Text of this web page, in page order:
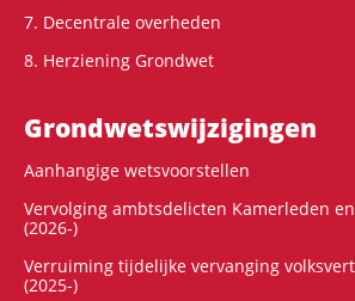
7. Decentrale overheden
8. Herziening Grondwet
Grondwets­wijzigingen
Aanhangige wetsvoorstellen
Vervolging ambtsdelicten Kamerleden
(2026-)
Verruiming tijdelijke vervanging
(2025-)